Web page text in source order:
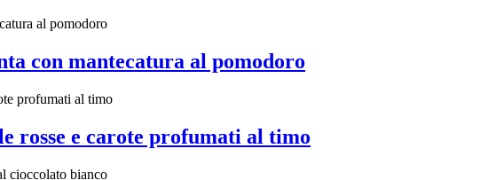
con mantecatura al pomodoro
rosse e carote profumati al timo